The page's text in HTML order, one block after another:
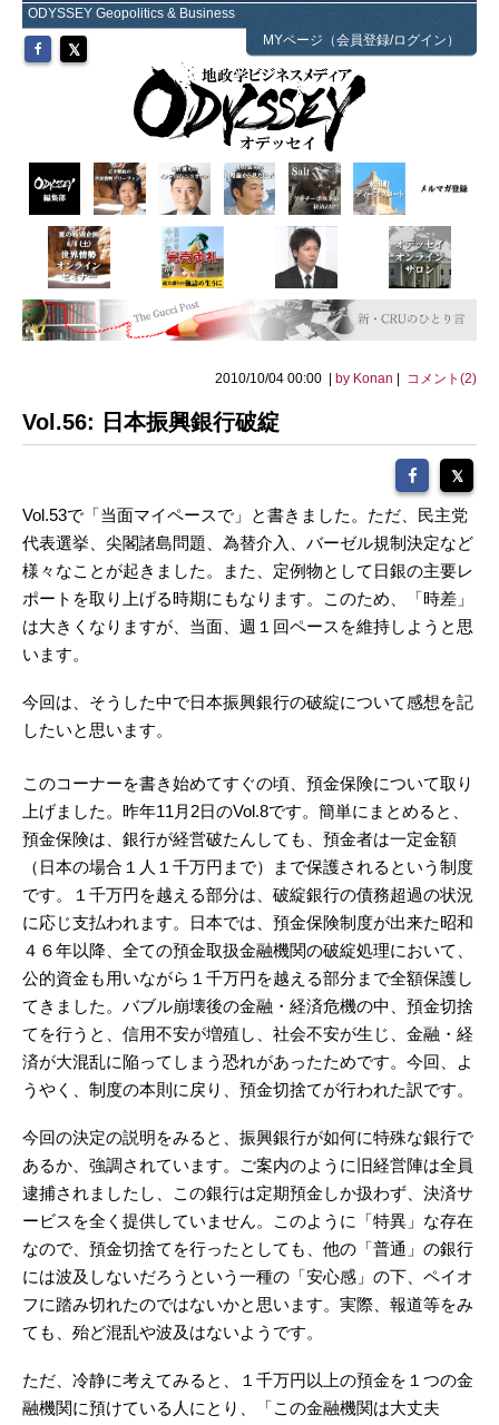
ODYSSEY Geopolitics & Business
MYページ（会員登録/ログイン）
2010/10/04 00:00 | by Konan コメント(2)
Vol.56: 日本振興銀行破綻
Vol.53で「当面マイペースで」と書きました。ただ、民主党
代表選挙、尖閣諸島問題、為替介入、バーゼル規制決定など
様々なことが起きました。また、定例物として日銀の主要レ
ポートを取り上げる時期にもなります。このため、「時差」
は大きくなりますが、当面、週１回ペースを維持しようと思
います。
今回は、そうした中で日本振興銀行の破綻について感想を記
したいと思います。
このコーナーを書き始めてすぐの頃、預金保険について取り
上げました。昨年11月2日のVol.8です。簡単にまとめると、
預金保険は、銀行が経営破たんしても、預金者は一定金額
（日本の場合１人１千万円まで）まで保護されるという制度
です。１千万円を越える部分は、破綻銀行の債務超過の状況
に応じ支払われます。日本では、預金保険制度が出来た昭和
４６年以降、全ての預金取扱金融機関の破綻処理において、
公的資金も用いながら１千万円を越える部分まで全額保護し
てきました。バブル崩壊後の金融・経済危機の中、預金切捨
てを行うと、信用不安が増殖し、社会不安が生じ、金融・経
済が大混乱に陥ってしまう恐れがあったためです。今回、よ
うやく、制度の本則に戻り、預金切捨てが行われた訳です。
今回の決定の説明をみると、振興銀行が如何に特殊な銀行で
あるか、強調されています。ご案内のように旧経営陣は全員
逮捕されましたし、この銀行は定期預金しか扱わず、決済サ
ービスを全く提供していません。このように「特異」な存在
なので、預金切捨てを行ったとしても、他の「普通」の銀行
には波及しないだろうという一種の「安心感」の下、ペイオ
フに踏み切れたのではないかと思います。実際、報道等をみ
ても、殆ど混乱や波及はないようです。
ただ、冷静に考えてみると、１千万円以上の預金を１つの金
融機関に預けている人にとり、「この金融機関は大丈夫